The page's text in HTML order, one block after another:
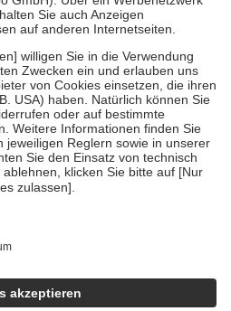
für ihre eigene Gesundheit zu
der Familie zu unterstützen,
zum vollendeten 18. Lebensjahr
und Früherkennung, die von der
es sich um echte Bewertungen
articles/4419944605341